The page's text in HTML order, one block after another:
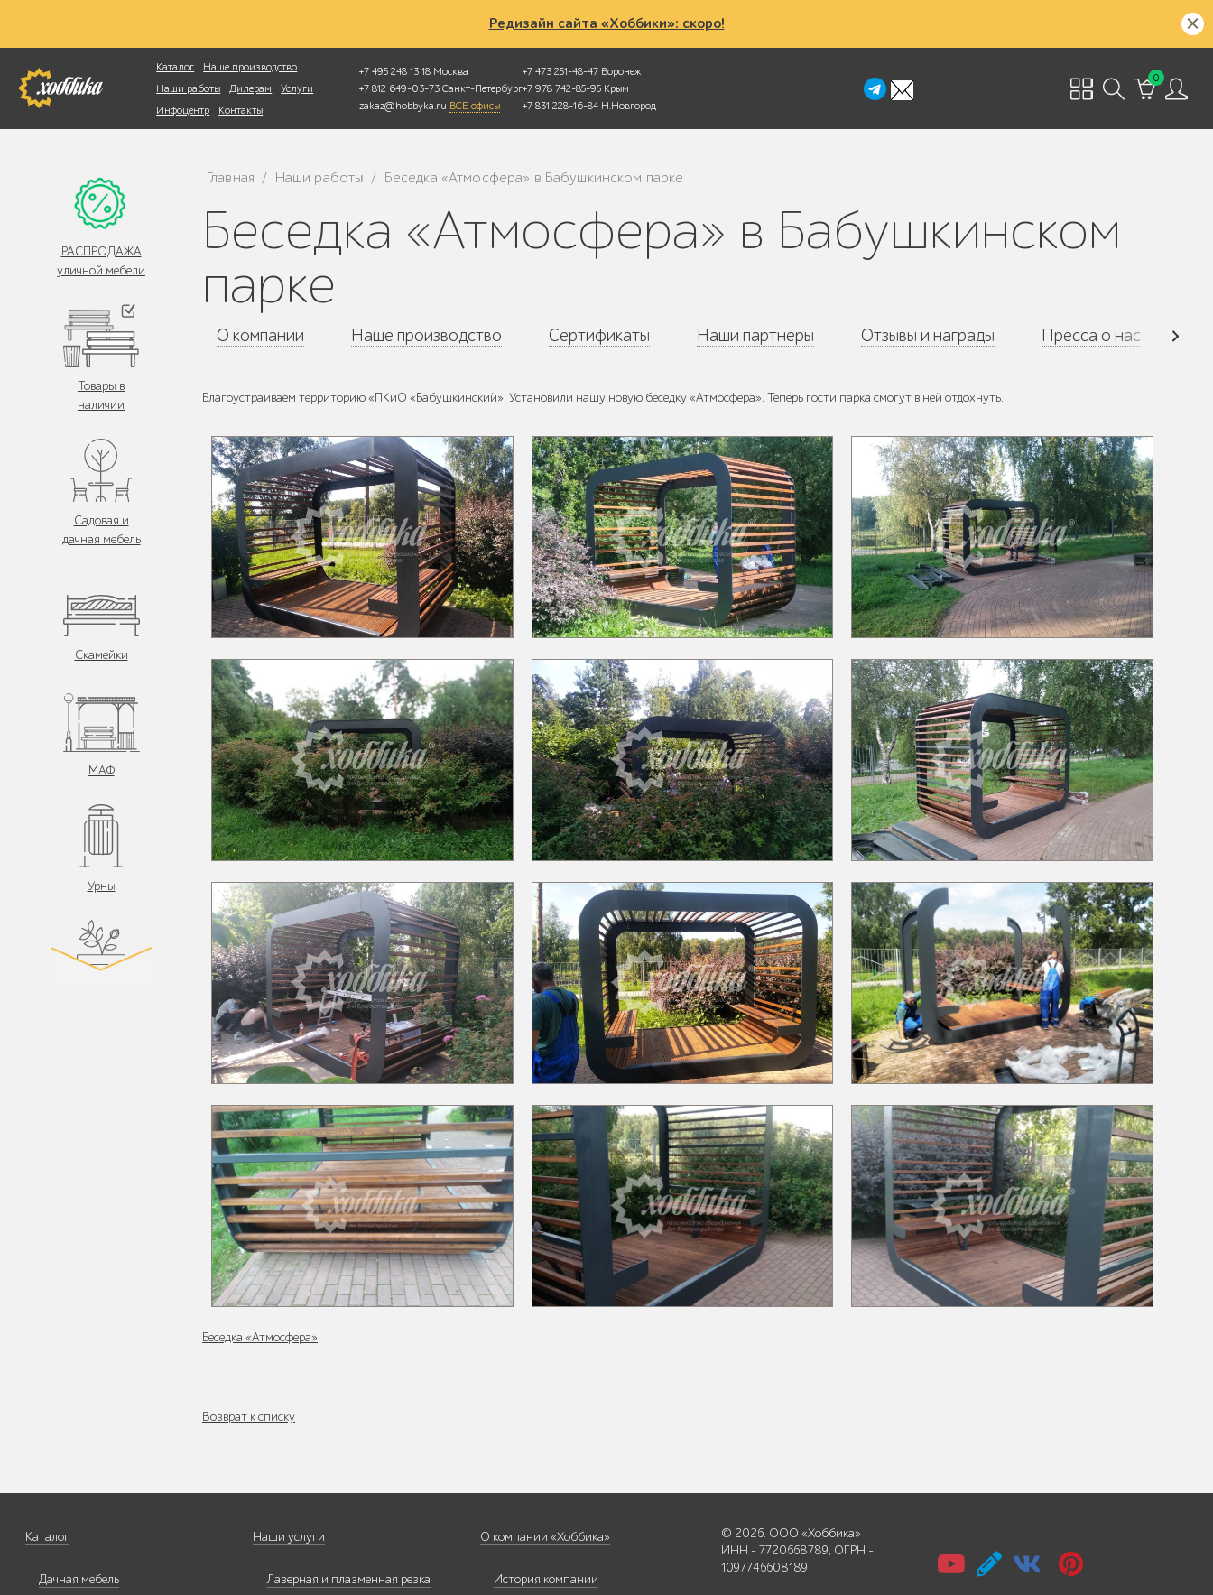
Редизайн сайта «Хоббики»: скоро!
Каталог
Наше производство
Наши работы
Дилерам
Услуги
Инфоцентр
Контакты
+7 495 248 13 18 Москва
+7 812 649-03-73 Санкт-Петербург
zakaz@hobbyka.ru ВСЕ офисы
+7 473 251-48-47 Воронеж
+7 978 742-85-95 Крым
+7 831 228-16-84 Н.Новгород
0
Фотопоиск
РАСПРОДАЖА
уличной мебели
Товары в
наличии
Садовая и
дачная мебель
Скамейки
МАФ
Урны
Парковые качели
Главная / Наши работы / Беседка «Атмосфера» в Бабушкинском парке
Беседка «Атмосфера» в Бабушкинском
парке
О компании Наше производство Сертификаты Наши партнеры Отзывы и награды Пресса о нас
Благоустраиваем территорию «ПКиО «Бабушкинский». Установили нашу новую беседку «Атмосфера». Теперь гости парка смогут в ней отдохнуть.
Беседка «Атмосфера»
Возврат к списку
Каталог
Дачная мебель
Наши услуги
Лазерная и плазменная резка
О компании «Хоббика»
История компании
© 2026. ООО «Хоббика»
ИНН - 7720668789, ОГРН -
1097746608189